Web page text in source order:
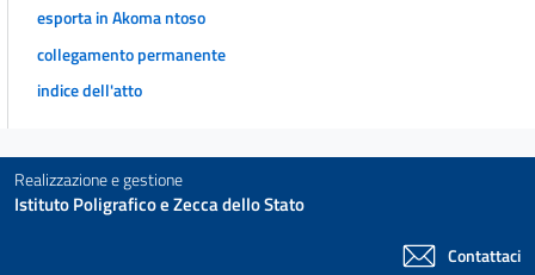
esporta in Akoma ntoso
collegamento permanente
indice dell'atto
Realizzazione e gestione
Istituto Poligrafico e Zecca dello Stato
Contattaci